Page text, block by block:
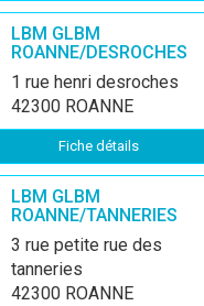
LBM GLBM
ROANNE/DESROCHES
1 rue henri desroches
42300 ROANNE
Fiche détails
LBM GLBM
ROANNE/TANNERIES
3 rue petite rue des
tanneries
42300 ROANNE